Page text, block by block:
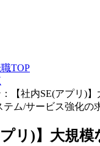
TOP
【社内SE(アプリ)
テム/サービス強化の
プリ)】大規